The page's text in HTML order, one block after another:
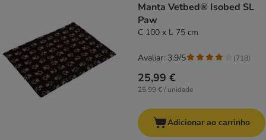
Manta Vetbed® Isobed SL
Paw
C 100 x L 75 cm
25,99 €
25,99 € / unidade
Avaliar: 3.9/5 (718)
Adicionar ao carrinho